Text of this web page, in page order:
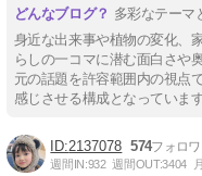
多彩なテーマ
身近な出来事や植物の変化、
らしの一コマに潜む面白さや
元の話題を許容範囲内の視点
感じさせる構成となっています
2137078 574
週間IN:932 週間OUT:3404